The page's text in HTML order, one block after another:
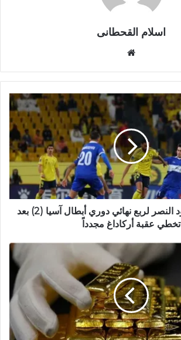
اسلام القحطانى
ق
ع
ل
و
ي
ب
بصمة "غريب" تقود النصر لربع نهائي دوري أبطال آسيا (2) بعد
تخطي عقبة أركاداغ مجدداً